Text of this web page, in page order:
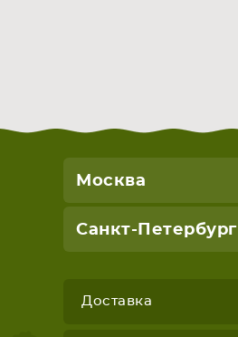
Москва
Санкт-Петербург
Доставка